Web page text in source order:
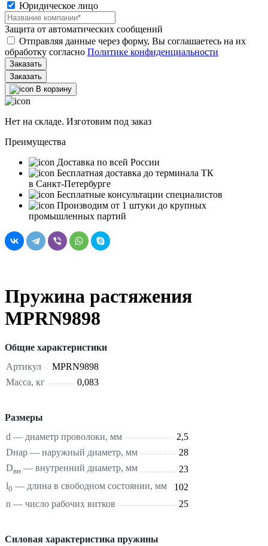
Юридическое лицо
Защита от автоматических сообщений
Отправляя данные через форму, Вы соглашаетесь на их
обработку согласно Политике конфиденциальности
Заказать
В корзину
Нет на складе. Изготовим под заказ
Преимущества
Доставка по всей России
Бесплатная доставка до терминала ТК
в Санкт‑Петербурге
Бесплатные консультации специалистов
Производим от 1 штуки до крупных
промышленных партий
Пружина растяжения
MPRN9898
Общие характеристики
Артикул
MPRN9898
Масса, кг
0,083
Размеры
d — диаметр проволоки, мм
2,5
Dнар — наружный диаметр, мм
28
Dвн — внутренний диаметр, мм
23
l0 — длина в свободном состоянии, мм
102
n — число рабочих витков
25
Силовая характеристика пружины